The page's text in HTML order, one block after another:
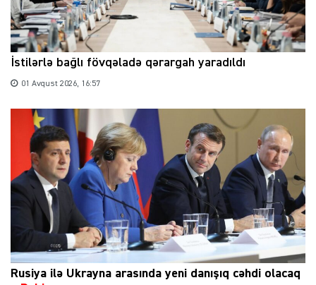
İstilərlə bağlı fövqəladə qərargah yaradıldı
01 Avqust 2026, 16:57
Rusiya ilə Ukrayna arasında yeni danışıq cəhdi olacaq